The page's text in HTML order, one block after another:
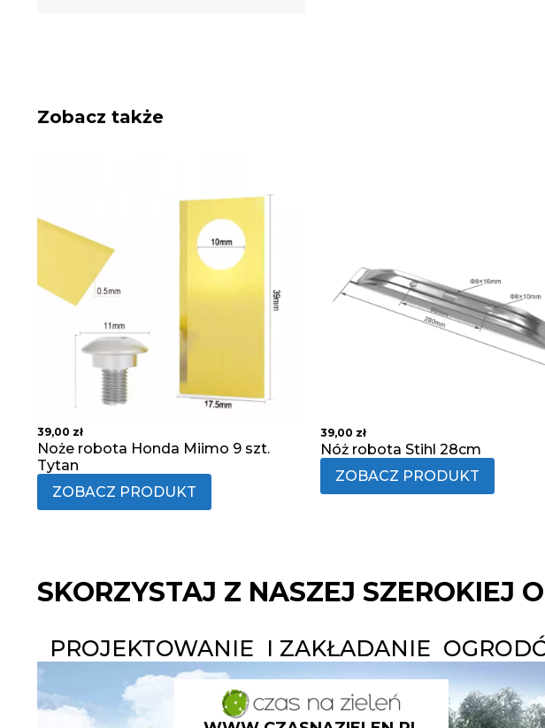
Zobacz także
39,00 zł
Noże robota Honda Miimo 9 szt.
Tytan
ZOBACZ PRODUKT
39,00 zł
Nóż robota Stihl 28cm
ZOBACZ PRODUKT
SKORZYSTAJ Z NASZEJ SZEROKIEJ
PROJEKTOWANIE I ZAKŁADANIE